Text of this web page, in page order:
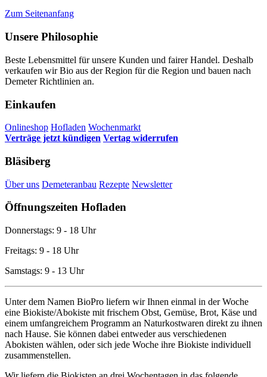
Zum Seitenanfang
Unsere Philosophie
Beste Lebensmittel für unsere Kunden und fairer Handel. Deshalb
verkaufen wir Bio aus der Region für die Region und bauen nach
Demeter Richtlinien an.
Einkaufen
Onlineshop Hofladen Wochenmarkt
Verträge jetzt kündigen Vertag widerrufen
Bläsiberg
Über uns Demeteranbau Rezepte Newsletter
Öffnungszeiten Hofladen
Donnerstags: 9 - 18 Uhr
Freitags: 9 - 18 Uhr
Samstags: 9 - 13 Uhr
Unter dem Namen BioPro liefern wir Ihnen einmal in der Woche
eine Biokiste/Abokiste mit frischem Obst, Gemüse, Brot, Käse und
einem umfangreichem Programm an Naturkostwaren direkt zu ihnen
nach Hause. Sie können dabei entweder aus verschiedenen
Abokisten wählen, oder sich jede Woche ihre Biokiste individuell
zusammenstellen.